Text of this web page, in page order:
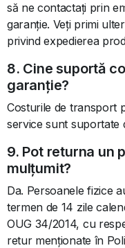
să ne contactați prin
garanție. Veți primi
privind expedierea
8. Cine suportă
garanție?
Costurile de transport
service sunt suportate
9. Pot returna un
mulțumit?
Da. Persoanele fizice
termen de 14 zile
OUG 34/2014, cu
retur menționate în